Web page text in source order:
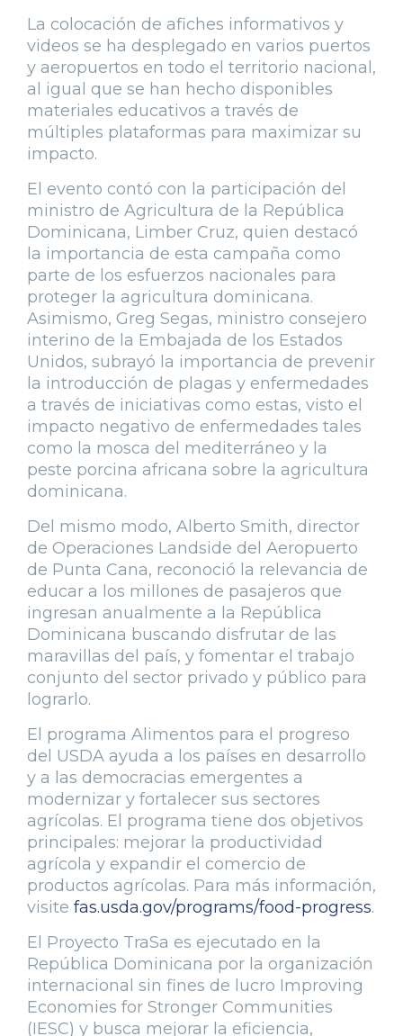
La colocación de afiches informativos y
videos se ha desplegado en varios puertos
y aeropuertos en todo el territorio nacional,
al igual que se han hecho disponibles
materiales educativos a través de
múltiples plataformas para maximizar su
impacto.
El evento contó con la participación del
ministro de Agricultura de la República
Dominicana, Limber Cruz, quien destacó
la importancia de esta campaña como
parte de los esfuerzos nacionales para
proteger la agricultura dominicana.
Asimismo, Greg Segas, ministro consejero
interino de la Embajada de los Estados
Unidos, subrayó la importancia de prevenir
la introducción de plagas y enfermedades
a través de iniciativas como estas, visto el
impacto negativo de enfermedades tales
como la mosca del mediterráneo y la
peste porcina africana sobre la agricultura
dominicana.
Del mismo modo, Alberto Smith, director
de Operaciones Landside del Aeropuerto
de Punta Cana, reconoció la relevancia de
educar a los millones de pasajeros que
ingresan anualmente a la República
Dominicana buscando disfrutar de las
maravillas del país, y fomentar el trabajo
conjunto del sector privado y público para
lograrlo.
El programa Alimentos para el progreso
del USDA ayuda a los países en desarrollo
y a las democracias emergentes a
modernizar y fortalecer sus sectores
agrícolas. El programa tiene dos objetivos
principales: mejorar la productividad
agrícola y expandir el comercio de
productos agrícolas. Para más información,
visite fas.usda.gov/programs/food-progress.
El Proyecto TraSa es ejecutado en la
República Dominicana por la organización
internacional sin fines de lucro Improving
Economies for Stronger Communities
(IESC) y busca mejorar la eficiencia,